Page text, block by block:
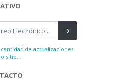
de actualizaciones
sitio...